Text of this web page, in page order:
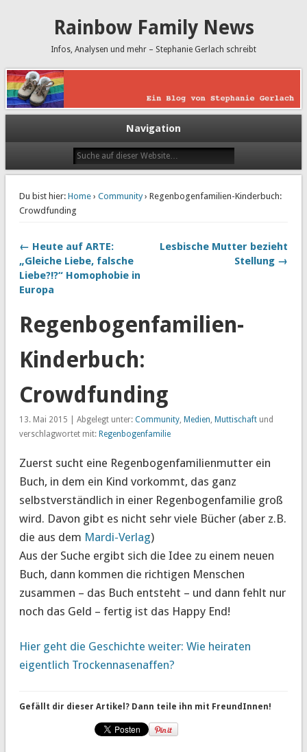
Rainbow Family News
Infos, Analysen und mehr – Stephanie Gerlach schreibt
Navigation
Du bist hier: Home› Community› Regenbogenfamilien-Kinderbuch:
Crowdfunding
← Heute auf ARTE:
„Gleiche Liebe, falsche
Liebe?!?“ Homophobie in
Europa
Lesbische Mutter bezieht
Stellung →
Regenbogenfamilien-
Kinderbuch:
Crowdfunding
13. Mai 2015 | Abgelegt unter: Community, Medien Muttischaftund
verschlagwortet mit: Regenbogenfamilie
Zuerst sucht eine Regenbogenfamilienmutter ein
Buch, in dem ein Kind vorkommt, das ganz
selbstverständlich in einer Regenbogenfamilie groß
wird. Davon gibt es nicht sehr viele Bücher (aber z.B.
die aus dem Mardi-Verlag)
Aus der Suche ergibt sich die Idee zu einem neuen
Buch, dann kommen die richtigen Menschen
zusammen – das Buch entsteht – und dann fehlt nur
noch das Geld – fertig ist das Happy End!
Hier geht die Geschichte weiter: Wie heiraten
eigentlich Trockennasenaffen?
Gefällt dir dieser Artikel? Dann teile ihn mit FreundInnen!